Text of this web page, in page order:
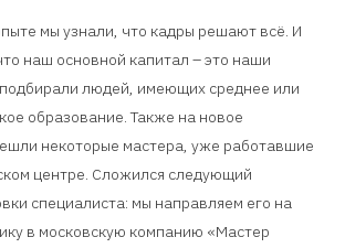
мы узнали, что кадры решают всё. И
наш основной капитал – это наши
людей, имеющих среднее или
образование. Также на новое
некоторые мастера, уже работавшие
центре. Сложился следующий
специалиста: мы направляем его на
в московскую компанию «Мастер